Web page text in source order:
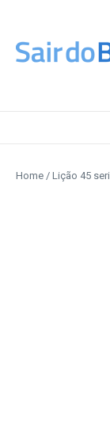
Home / Lição 45